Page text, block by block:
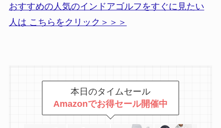
おすすめの人気のインドアゴルフをすぐに見たい
人は こちらをクリック＞＞＞
本日のタイムセール
Amazonでお得セール開催中